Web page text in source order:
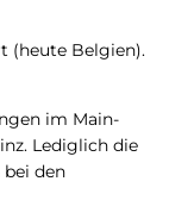
(heute Belgien).
im Main-
Lediglich die
den